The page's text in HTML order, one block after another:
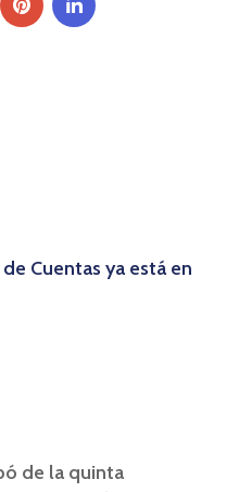
Cuentas ya está en
de la quinta